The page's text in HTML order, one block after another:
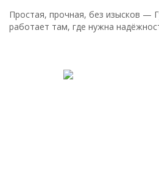
Простая, прочная, без изысков —
работает там, где нужна